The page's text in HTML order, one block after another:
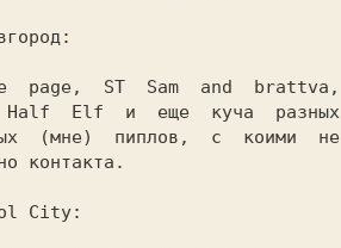
page,  ST  Sam  and  brattva,
Half  Elf и  еще  куча  разных
(мне)  пиплов,  с  коими  не
контакта.
City: